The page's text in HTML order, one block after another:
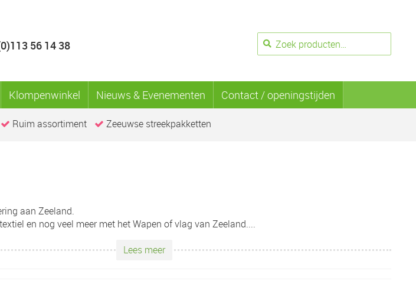
56 14 38
Zoeken
naar:
Zoeken
Klompenwinkel Nieuws & Evenementen Contact / openingstijden
Ruim assortiment Zeeuwse streekpakketten
aan Zeeland.
en nog veel meer met het Wapen of vlag van Zeeland....
Lees meer